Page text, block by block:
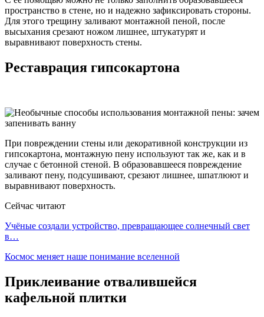
пространство в стене, но и надежно зафиксировать стороны.
Для этого трещину заливают монтажной пеной, после
высыхания срезают ножом лишнее, штукатурят и
выравнивают поверхность стены.
Реставрация гипсокартона
При повреждении стены или декоративной конструкции из
гипсокартона, монтажную пену используют так же, как и в
случае с бетонной стеной. В образовавшееся повреждение
заливают пену, подсушивают, срезают лишнее, шпатлюют и
выравнивают поверхность.
Сейчас читают
Учёные создали устройство, превращающее солнечный свет
в…
Космос меняет наше понимание вселенной
Приклеивание отвалившейся
кафельной плитки